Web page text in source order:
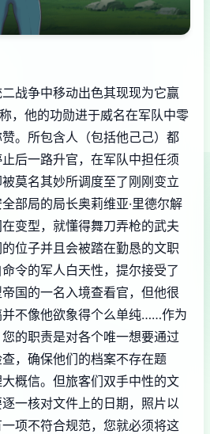
战争中移动出色其现现为它赢
，他的功勋进于威名在军队中零
。所包含人（包括他己己）都
后一路升官，在军队中担任须
莫名其妙所调度至了刚刚变立
部局的局长奥莉维亚·里德尔解
变型，就懂得舞刀弄枪的武夫
位子并且会被踏在勤恳的文职
令的军人白天性，提尔接受了
国的一名入境查看官，但他很
不像他欲象得个么单纯……作为
的职责是对各个唯一想要通过
，确保他们的档案不存在题
概信。但旅客们双手中性的文
一核对文件上的日期，照片以
项不符合规范，您就必须将这